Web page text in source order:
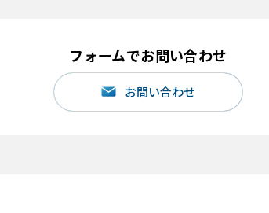
フォームでお問い合わせ
お問い合わせ